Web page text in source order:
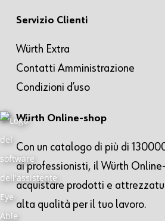
Servizio Clienti
Würth Extra
Contatti Amministrazione
Condizioni d’uso
Würth Online-shop
Con un catalogo di più di
ai professionisti, il Würth
acquistare prodotti e
alta qualità per il tuo lavoro.